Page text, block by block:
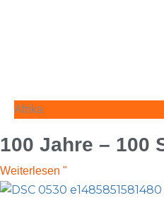
Afrika
100 Jahre – 100
Weiterlesen "